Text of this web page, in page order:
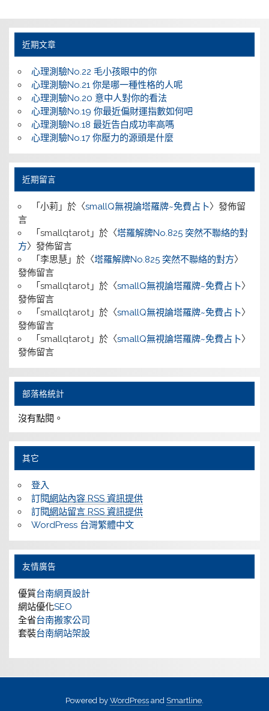
近期文章
心理測驗No.22 毛小孩眼中的你
心理測驗No.21 你是哪一種性格的人呢
心理測驗No.20 意中人對你的看法
心理測驗No.19 你最近偏財運指數如何吧
心理測驗No.18 最近告白成功率高嗎
心理測驗No.17 你壓力的源頭是什麼
近期留言
「 小莉」於〈smallQ無視論塔羅牌~免費占卜〉發佈留
言
「 smallqtarot」於〈塔羅解牌No.825 突然不聯絡的對
方〉發佈留言
「 李思慧」於〈塔羅解牌No.825 突然不聯絡的對方〉
發佈留言
「 smallqtarot」於〈smallQ無視論塔羅牌~免費占卜〉
發佈留言
「 smallqtarot」於〈smallQ無視論塔羅牌~免費占卜〉
發佈留言
「 smallqtarot」於〈smallQ無視論塔羅牌~免費占卜〉
發佈留言
部落格統計
沒有點閱。
其它
登入
訂閱網站內容 RSS 資訊提供
訂閱網站留言 RSS 資訊提供
WordPress 台灣繁體中文
友情廣告
優質台南網頁設計
網站優化SEO
全省台南搬家公司
套裝台南網站架設
Powered by WordPress and Smartline.